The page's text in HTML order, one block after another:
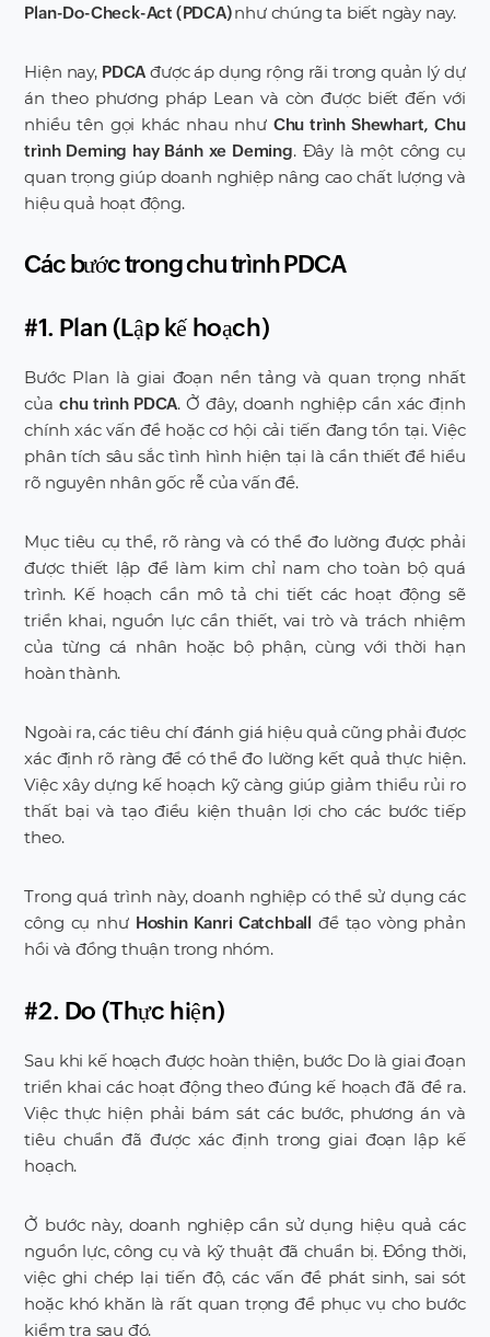
Plan-Do-Check-Act (PDCA)như chúng ta biết ngày nay.
Hiện nay, PDCA được áp dụng rộng rãi trong quản lý dự
án theo phương pháp Lean và còn được biết đến với
nhiều tên gọi khác nhau như Chu trình Shewhart, Chu
trình Deming hay Bánh xe Deming. Đây là một công cụ
quan trọng giúp doanh nghiệp nâng cao chất lượng và
hiệu quả hoạt động.
Các bước trong chu trình PDCA
#1. Plan (Lập kế hoạch)
Bước Plan là giai đoạn nền tảng và quan trọng nhất
củachu trình PDCA. Ở đây, doanh nghiệp cần xác định
chính xác vấn đề hoặc cơ hội cải tiến đang tồn tại. Việc
phân tích sâu sắc tình hình hiện tại là cần thiết để hiểu
rõ nguyên nhân gốc rễ của vấn đề.
Mục tiêu cụ thể, rõ ràng và có thể đo lường được phải
được thiết lập để làm kim chỉ nam cho toàn bộ quá
trình. Kế hoạch cần mô tả chi tiết các hoạt động sẽ
triển khai, nguồn lực cần thiết, vai trò và trách nhiệm
của từng cá nhân hoặc bộ phận, cùng với thời hạn
hoàn thành.
Ngoài ra, các tiêu chí đánh giá hiệu quả cũng phải được
xác định rõ ràng để có thể đo lường kết quả thực hiện.
Việc xây dựng kế hoạch kỹ càng giúp giảm thiểu rủi ro
thất bại và tạo điều kiện thuận lợi cho các bước tiếp
theo.
Trong quá trình này, doanh nghiệp có thể sử dụng các
công cụ như Hoshin Kanri Catchball để tạo vòng phản
hồi và đồng thuận trong nhóm.
#2. Do (Thực hiện)
Sau khi kế hoạch được hoàn thiện, bước Do là giai đoạn
triển khai các hoạt động theo đúng kế hoạch đã đề ra.
Việc thực hiện phải bám sát các bước, phương án và
tiêu chuẩn đã được xác định trong giai đoạn lập kế
hoạch.
Ở bước này, doanh nghiệp cần sử dụng hiệu quả các
nguồn lực, công cụ và kỹ thuật đã chuẩn bị. Đồng thời,
việc ghi chép lại tiến độ, các vấn đề phát sinh, sai sót
hoặc khó khăn là rất quan trọng để phục vụ cho bước
kiểm tra sau đó.